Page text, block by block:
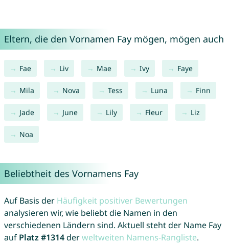
Eltern, die den Vornamen Fay mögen, mögen auch
Fae Liv Mae Ivy Faye
Mila Nova Tess Luna Finn
Jade June Lily Fleur Liz
Noa
Beliebtheit des Vornamens Fay
Auf Basis der Häufigkeit positiver Bewertungen
analysieren wir, wie beliebt die Namen in den
verschiedenen Ländern sind. Aktuell steht der Name Fay
auf Platz #1314derweltweiten Namens-Rangliste.